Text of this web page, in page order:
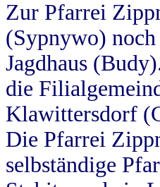
Zur Pfarrei
(Sypnywo)
Jagdhaus
die
Klawittersdorf
Die Pfarrei
selbständige